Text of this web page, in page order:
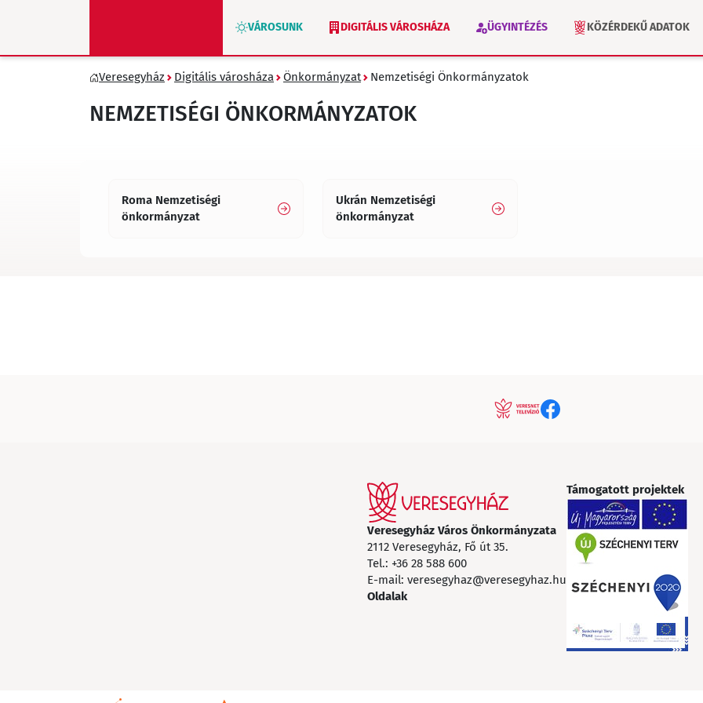
VÁROSUNK DIGITÁLIS VÁROSHÁZA ÜGYINTÉZÉS KÖZÉRDEKŰ ADATOK
ZÖLD VERESEGYHÁZ VÁLASZTÁS 2026 INTÉZMÉNYEK
Veresegyház Digitális városháza Önkormányzat Nemzetiségi Önkormányzatok
NEMZETISÉGI ÖNKORMÁNYZATOK
Roma Nemzetiségi
önkormányzat
Ukrán Nemzetiségi
önkormányzat
Veresegyház Város Önkormányzata
2112 Veresegyház, Fő út 35.
Tel.: +36 28 588 600
E-mail: veresegyhaz@veresegyhaz.hu
Oldalak
Támogatott projektek